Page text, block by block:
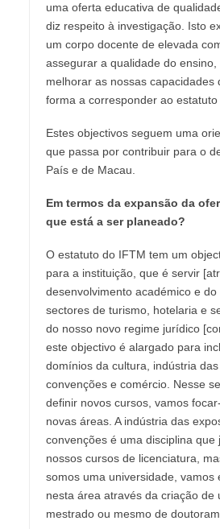
uma oferta educativa de
diz respeito à investigação. Isto
um corpo docente de elevada
assegurar a qualidade do
melhorar as nossas capacidades
forma a corresponder ao estatuto
Estes objectivos seguem uma
que passa por contribuir para o
País e de Macau.
Em termos da expansão da
que está a ser planeado?
O estatuto do IFTM tem um
para a instituição, que é servir
desenvolvimento académico e do
sectores de turismo, hotelaria e
do nosso novo regime jurídico
este objectivo é alargado para
domínios da cultura, indústria
convenções e comércio. Nesse
definir novos cursos, vamos
novas áreas. A indústria das
convenções é uma disciplina que
nossos cursos de licenciatura,
somos uma universidade, vamos
nesta área através da criação de
mestrado ou mesmo de